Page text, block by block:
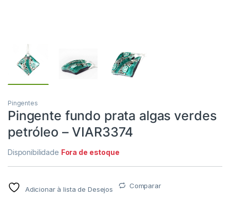
Pingentes
Pingente fundo prata algas verdes
petróleo – VIAR3374
Disponibilidade Fora de estoque
Adicionar à lista de Desejos Comparar